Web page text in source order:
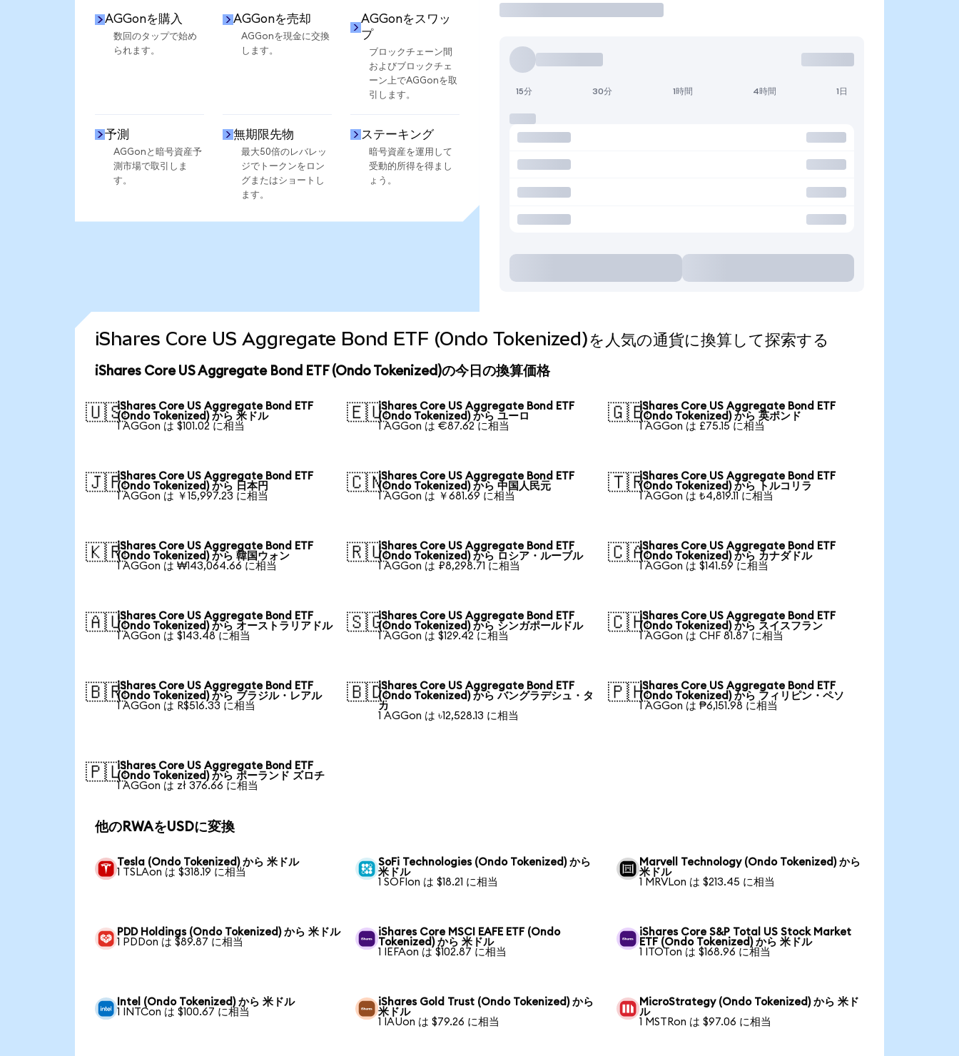
AGGonを購入
数回のタップで始め
られます。
AGGonを売却
AGGonを現金に交換
します。
AGGonをスワッ
プ
ブロックチェーン間
およびブロックチェ
ーン上でAGGonを取
引します。
予測
AGGonと暗号資産予
測市場で取引しま
す。
無期限先物
最大50倍のレバレッ
ジでトークンをロン
グまたはショートし
ます。
ステーキング
暗号資産を運用して
受動的所得を得まし
ょう。
15分 30分 1時間 4時間 1日
iShares Core US Aggregate Bond ETF (Ondo Tokenized)を人気の通貨に換算して探索する
iShares Core US Aggregate Bond ETF (Ondo Tokenized)の今日の換算価格
🇺🇸iShares Core US Aggregate Bond ETF
(Ondo Tokenized) から 米ドル
1 AGGon は $101.02 に相当
🇪🇺iShares Core US Aggregate Bond ETF
(Ondo Tokenized) から ユーロ
1 AGGon は €87.62 に相当
🇬🇧iShares Core US Aggregate Bond ETF
(Ondo Tokenized) から 英ポンド
1 AGGon は £75.15 に相当
🇯🇵iShares Core US Aggregate Bond ETF
(Ondo Tokenized) から 日本円
1 AGGon は ￥15,997.23 に相当
🇨🇳iShares Core US Aggregate Bond ETF
(Ondo Tokenized) から 中国人民元
1 AGGon は ￥681.69 に相当
🇹🇷iShares Core US Aggregate Bond ETF
(Ondo Tokenized) から トルコリラ
1 AGGon は ₺4,819.11 に相当
🇰🇷iShares Core US Aggregate Bond ETF
(Ondo Tokenized) から 韓国ウォン
1 AGGon は ₩143,064.66 に相当
🇷🇺iShares Core US Aggregate Bond ETF
(Ondo Tokenized) から ロシア・ルーブル
1 AGGon は ₽8,298.71 に相当
🇨🇦iShares Core US Aggregate Bond ETF
(Ondo Tokenized) から カナダドル
1 AGGon は $141.59 に相当
🇦🇺iShares Core US Aggregate Bond ETF
(Ondo Tokenized) から オーストラリアドル
1 AGGon は $143.48 に相当
🇸🇬iShares Core US Aggregate Bond ETF
(Ondo Tokenized) から シンガポールドル
1 AGGon は $129.42 に相当
🇨🇭iShares Core US Aggregate Bond ETF
(Ondo Tokenized) から スイスフラン
1 AGGon は CHF 81.87 に相当
🇧🇷iShares Core US Aggregate Bond ETF
(Ondo Tokenized) から ブラジル・レアル
1 AGGon は R$516.33 に相当
🇧🇩iShares Core US Aggregate Bond ETF
(Ondo Tokenized) から バングラデシュ・タ
カ
1 AGGon は ৳12,528.13 に相当
🇵🇭iShares Core US Aggregate Bond ETF
(Ondo Tokenized) から フィリピン・ペソ
1 AGGon は ₱6,151.98 に相当
🇵🇱iShares Core US Aggregate Bond ETF
(Ondo Tokenized) から ポーランド ズロチ
1 AGGon は zł 376.66 に相当
他のRWAをUSDに変換
Tesla (Ondo Tokenized) から 米ドル
1 TSLAon は $318.19 に相当
SoFi Technologies (Ondo Tokenized) から
米ドル
1 SOFIon は $18.21 に相当
Marvell Technology (Ondo Tokenized) から
米ドル
1 MRVLon は $213.45 に相当
PDD Holdings (Ondo Tokenized) から 米ドル
1 PDDon は $89.87 に相当
iShares Core MSCI EAFE ETF (Ondo
Tokenized) から 米ドル
1 IEFAon は $102.87 に相当
iShares Core S&P Total US Stock Market
ETF (Ondo Tokenized) から 米ドル
1 ITOTon は $168.96 に相当
Intel (Ondo Tokenized) から 米ドル
1 INTCon は $100.67 に相当
iShares Gold Trust (Ondo Tokenized) から
米ドル
1 IAUon は $79.26 に相当
MicroStrategy (Ondo Tokenized) から 米ド
ル
1 MSTRon は $97.06 に相当